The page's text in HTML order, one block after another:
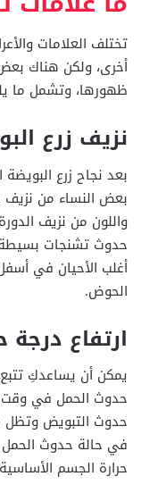
تختلف العلامات
أخرى، ولكن هناك
ظهورها، وتشمل ما
نزيف زرع
بعد نجاح زرع
بعض النساء من
واللون من نزيف
حدوث تشنجات
أغلب الأحيان في
الحوض.
ارتفاع
يمكن أن يساعدكِ
حدوث الحمل في وقت
حدوث التبويض وتظل
في حالة حدوث الحمل
حرارة الجسم